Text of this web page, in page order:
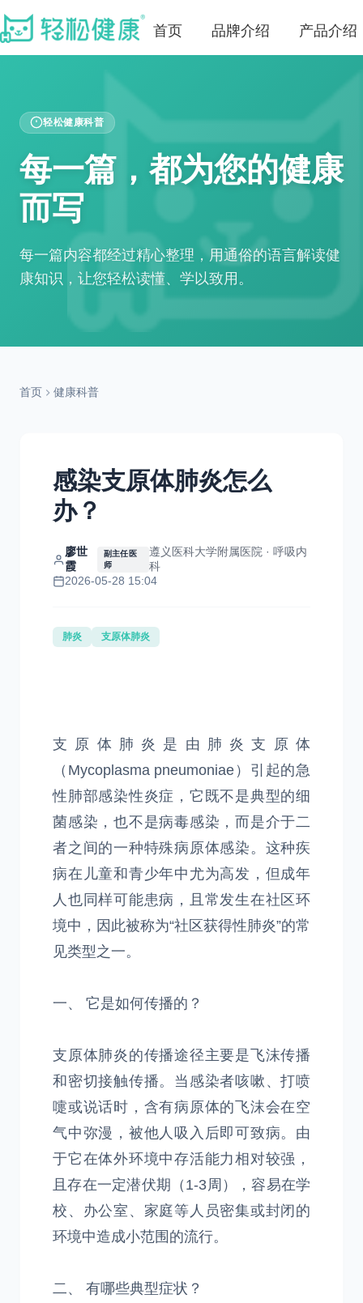
首页 品牌介绍 产品介绍
轻松健康科普
每一篇，都为您的健康
而写
每一篇内容都经过精心整理，用通俗的语言解读健
康知识，让您轻松读懂、学以致用。
首页 健康科普
感染支原体肺炎怎么
办？
廖世
霞
副主任医
师
遵义医科大学附属医院 · 呼吸内
科
2026-05-28 15:04
肺炎 支原体肺炎
支原体肺炎是由肺炎支原体
（Mycoplasma pneumoniae）引起的急
性肺部感染性炎症，它既不是典型的细
菌感染，也不是病毒感染，而是介于二
者之间的一种特殊病原体感染。这种疾
病在儿童和青少年中尤为高发，但成年
人也同样可能患病，且常发生在社区环
境中，因此被称为“社区获得性肺炎”的常
见类型之一。
一、 它是如何传播的？
支原体肺炎的传播途径主要是飞沫传播
和密切接触传播。当感染者咳嗽、打喷
嚏或说话时，含有病原体的飞沫会在空
气中弥漫，被他人吸入后即可致病。由
于它在体外环境中存活能力相对较强，
且存在一定潜伏期（1-3周），容易在学
校、办公室、家庭等人员密集或封闭的
环境中造成小范围的流行。
二、 有哪些典型症状？